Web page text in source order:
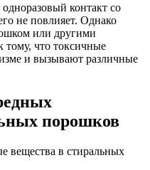
контакт со
не повлияет. Однако
или другими
что токсичные
и вызывают различные
порошков
вещества в стиральных